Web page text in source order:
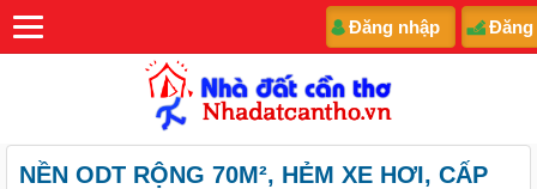
Đăng nhập Đăng
NỀN ODT RỘNG 70M², HẺM XE HƠI, CẤP